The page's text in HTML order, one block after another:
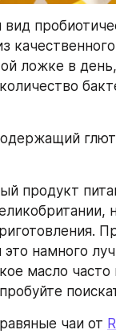
ложке в
продукт
это намного
масло
чаи от